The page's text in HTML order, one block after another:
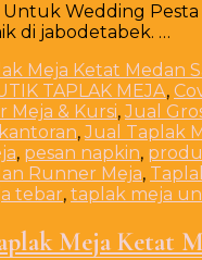
Untuk Wedding
di jabodetabek. …
TAPLAK MEJA,
Meja & Kursi,Jual
,Jual Taplak
, pesan napkin,
Runner Meja,
tebar, taplak meja
Meja Ketat